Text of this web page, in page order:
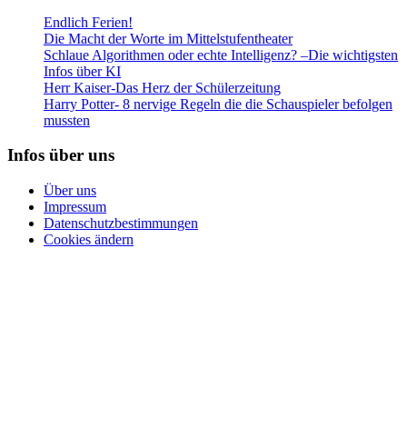
Endlich Ferien!
Die Macht der Worte im Mittelstufentheater
Schlaue Algorithmen oder echte Intelligenz? –Die wichtigsten
Infos über KI
Herr Kaiser-Das Herz der Schülerzeitung
Harry Potter- 8 nervige Regeln die die Schauspieler befolgen
mussten
Infos über uns
Über uns
Impressum
Datenschutzbestimmungen
Cookies ändern